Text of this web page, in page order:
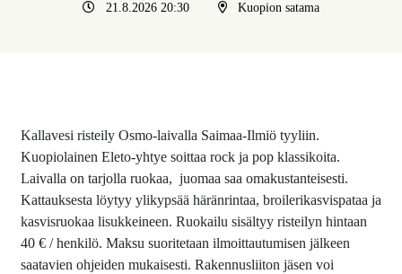
21.8.2026 20:30 Kuopion satama
Kallavesi risteily Osmo-laivalla Saimaa-Ilmiö tyyliin.
Kuopiolainen Eleto-yhtye soittaa rock ja pop klassikoita.
Laivalla on tarjolla ruokaa, juomaa saa omakustanteisesti.
Kattauksesta löytyy ylikypsää häränrintaa, broilerikasvispataa ja
kasvisruokaa lisukkeineen. Ruokailu sisältyy risteilyn hintaan
40 € / henkilö. Maksu suoritetaan ilmoittautumisen jälkeen
saatavien ohjeiden mukaisesti. Rakennusliiton jäsen voi